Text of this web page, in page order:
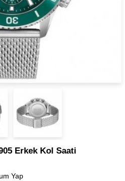
Erkek Kol Saati
Yap